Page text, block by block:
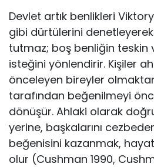
Devlet artık benlikleri
gibi dürtülerini
tutmaz; boş benliğin
isteğini yönlendirir. Kişiler
önceleyen bireyler
tarafından beğenilmeyi
dönüşür. Ahlaki olarak
yerine, başkalarını
beğenisini kazanmak,
olur (Cushman 1990,